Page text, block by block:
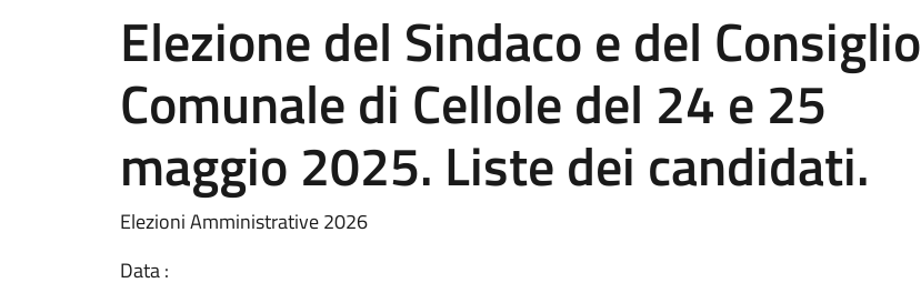
Elezione del Sindaco e del Consiglio
Comunale di Cellole del 24 e 25
maggio 2025. Liste dei candidati.
Elezioni Amministrative 2026
Data :